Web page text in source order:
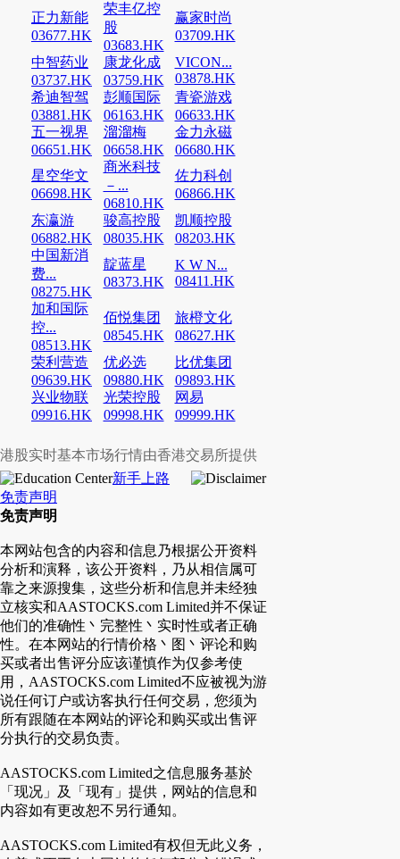
正力新能
03677.HK
荣丰亿控
股
03683.HK
赢家时尚
03709.HK
中智药业
03737.HK
康龙化成
03759.HK
VICON...
03878.HK
希迪智驾
03881.HK
彭顺国际
06163.HK
青瓷游戏
06633.HK
五一视界
06651.HK
溜溜梅
06658.HK
金力永磁
06680.HK
星空华文
06698.HK
商米科技
－...
06810.HK
佐力科创
06866.HK
东瀛游
06882.HK
骏高控股
08035.HK
凯顺控股
08203.HK
中国新消
费...
08275.HK
靛蓝星
08373.HK
K W N...
08411.HK
加和国际
控...
08513.HK
佰悦集团
08545.HK
旅橙文化
08627.HK
荣利营造
09639.HK
优必选
09880.HK
比优集团
09893.HK
兴业物联
09916.HK
光荣控股
09998.HK
网易
09999.HK
港股实时基本市场行情由香港交易所提供
新手上路
免责声明
免责声明
本网站包含的内容和信息乃根据公开资料
分析和演释，该公开资料，乃从相信属可
靠之来源搜集，这些分析和信息并未经独
立核实和AASTOCKS.com Limited并不保证
他们的准确性丶完整性丶实时性或者正确
性。在本网站的行情价格丶图丶评论和购
买或者出售评分应该谨慎作为仅参考使
用，AASTOCKS.com Limited不应被视为游
说任何订户或访客执行任何交易，您须为
所有跟随在本网站的评论和购买或出售评
分执行的交易负责。
AASTOCKS.com Limited之信息服务基於
「现况」及「现有」提供，网站的信息和
内容如有更改恕不另行通知。
AASTOCKS.com Limited有权但无此义务，